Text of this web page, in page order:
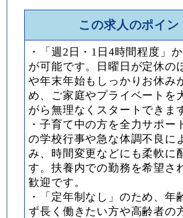
この求人のポイン
・「週2日・1日4時間程度」
が可能です。日曜日が定休の
や年末年始もしっかりお休み
め、ご家庭やプライベートを
がら無理なくスタートできま
・子育て中の方を全力サポー
の学校行事や急な体調不良に
み、時間変更などにも柔軟に
す。扶養内での勤務を希望さ
歓迎です。
・「定年制なし」のため、年
ず長く働きたい方や高齢者の